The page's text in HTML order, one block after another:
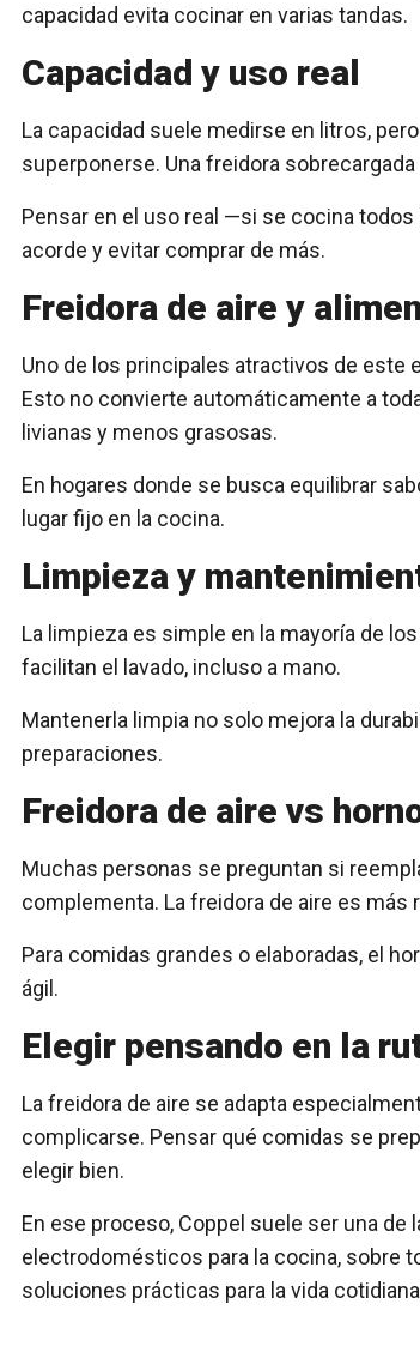
capacidad evita cocinar en varias tandas.
Capacidad y uso real
La capacidad suele medirse en litros,
superponerse. Una freidora
Pensar en el uso real —si se cocina
acorde y evitar comprar de más.
Freidora de aire y
Uno de los principales atractivos de
Esto no convierte automáticamente a
livianas y menos grasosas.
En hogares donde se busca equilibrar
lugar fijo en la cocina.
Limpieza y
La limpieza es simple en la mayoría de
facilitan el lavado, incluso a mano.
Mantenerla limpia no solo mejora la
preparaciones.
Freidora de aire vs
Muchas personas se preguntan si
complementa. La freidora de aire es más
Para comidas grandes o elaboradas, el
ágil.
Elegir pensando en la
La freidora de aire se adapta
complicarse. Pensar qué comidas se
elegir bien.
En ese proceso, Coppel suele ser una de
electrodomésticos para la cocina, sobre
soluciones prácticas para la vida